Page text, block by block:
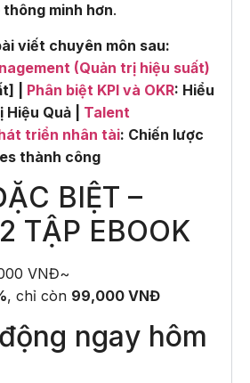
minh hơn.
viết chuyên môn sau:
(Quản trị hiệu suất)
| Phân biệt KPI và OKR: Hiểu
Quả | Talent
triển nhân tài: Chiến lược
thành công
BIỆT –
TẬP EBOOK
VNĐ~
, chỉ còn 99,000 VNĐ
ngay hôm